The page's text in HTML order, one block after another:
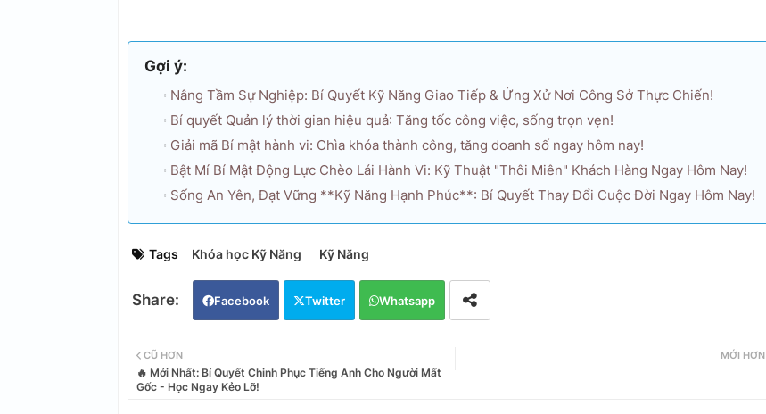
Gợi ý:
Nâng Tầm Sự Nghiệp: Bí Quyết Kỹ Năng Giao Tiếp & Ứng Xử Nơi Công Sở Thực Chiến!
Bí quyết Quản lý thời gian hiệu quả: Tăng tốc công việc, sống trọn vẹn!
Giải mã Bí mật hành vi: Chìa khóa thành công, tăng doanh số ngay hôm nay!
Bật Mí Bí Mật Động Lực Chèo Lái Hành Vi: Kỹ Thuật "Thôi Miên" Khách Hàng Ngay Hôm Nay!
Sống An Yên, Đạt Vững **Kỹ Năng Hạnh Phúc**: Bí Quyết Thay Đổi Cuộc Đời Ngay Hôm Nay!
Tags Khóa học Kỹ Năng Kỹ Năng
Facebook Twitter Whatsapp
MỚI HƠN
CŨ HƠN
🔥 Mới Nhất: Bí Quyết Chinh Phục Tiếng Anh Cho Người Mất
Gốc - Học Ngay Kẻo Lỡ!